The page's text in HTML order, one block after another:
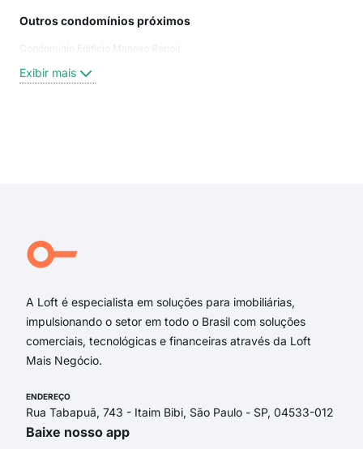
Outros condomínios próximos
Condominio Edificio Mansao Renoir
Exibir mais
A Loft é especialista em soluções para imobiliárias,
impulsionando o setor em todo o Brasil com soluções
comerciais, tecnológicas e financeiras através da Loft
Mais Negócio.
ENDEREÇO
Rua Tabapuã, 743 - Itaim Bibi, São Paulo - SP, 04533-012
Baixe nosso app